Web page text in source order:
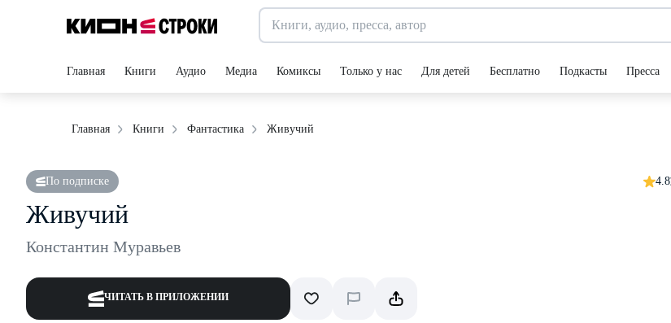
Главная Книги Аудио Медиа Комиксы Только у нас Для детей Бесплатно Подкасты Пресса
Главная Книги Фантастика Живучий
По подписке 4.8
Живучий
Константин Муравьев
ЧИТАТЬ В ПРИЛОЖЕНИИ